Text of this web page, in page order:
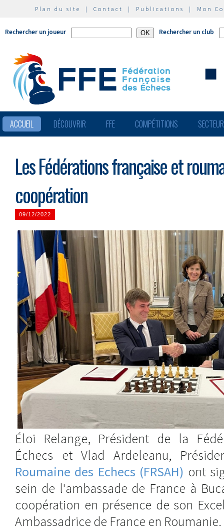
Plan du site | Contact | Publications | Mon
Rechercher un joueur Rechercher un club
ACCUEIL DÉCOUVRIR FFE COMPÉTITIONS
Les Fédérations française et
coopération
09/12/2022
Éloi Relange, Président de la
Échecs et Vlad Ardeleanu,
Roumaine des Echecs (FRSAH) ont
sein de l'ambassade de France à
coopération en présence de son
Ambassadrice de France en Roumanie.